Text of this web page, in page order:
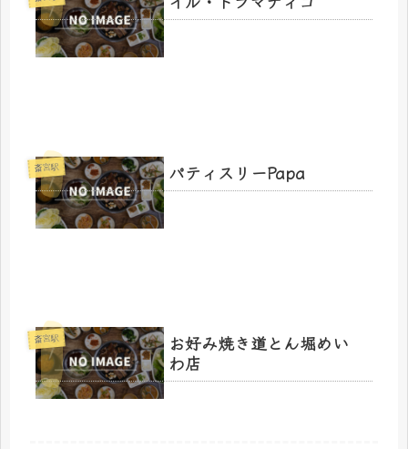
斎宮駅 パティスリーPapa
斎宮駅
お好み焼き道とん堀めい
わ店